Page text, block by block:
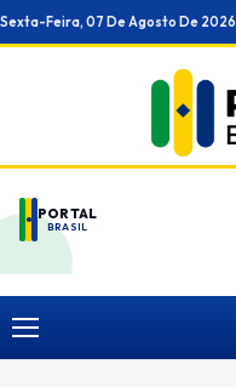
Ir
para
Sexta-Feira, 07 De Agosto De 2026
PORTAL
BRASIL
Menu